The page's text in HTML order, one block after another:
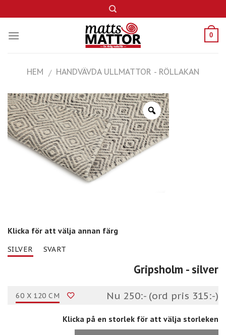
to
content
0
HEM / HANDVÄVDA ULLMATTOR - RÖLLAKAN
Klicka för att välja annan färg
SILVER SVART
Gripsholm - silver
60 X 120 CM Nu 250:- (ord pris 315:-)
Klicka på en storlek för att välja storleken